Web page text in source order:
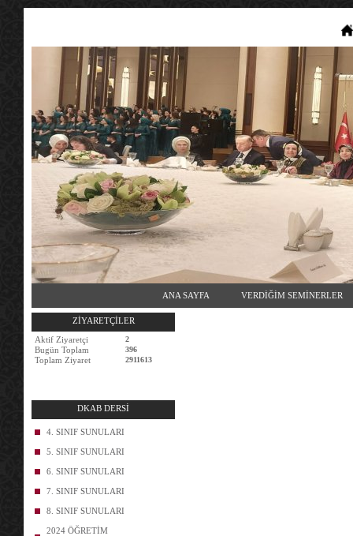
ANA SAYFA VERDİĞİM SEMİNERLER
ZİYARETÇİLER
Aktif Ziyaretçi
2
Bugün Toplam 396
Toplam Ziyaret 2911613
DKAB DERSİ
4. SINIF SUNULARI
5. SINIF SUNULARI
6. SINIF SUNULARI
7. SINIF SUNULARI
8. SINIF SUNULARI
2024 ÖĞRETİM